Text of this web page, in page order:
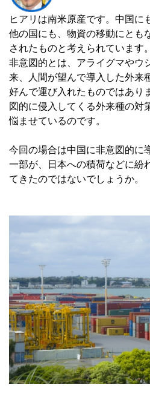
ヒアリは南米原産です。中国に
他の国にも、物資の移動にとも
されたものと考えられています。
非意図的とは、アライグマやウ
来、人間が望んで導入した外来
好んで運び入れたものではあり
図的に侵入してくる外来種の対
悩ませているのです。
今回の場合は中国に非意図的に
一部が、日本への積荷などに紛
てきたのではないでしょうか。